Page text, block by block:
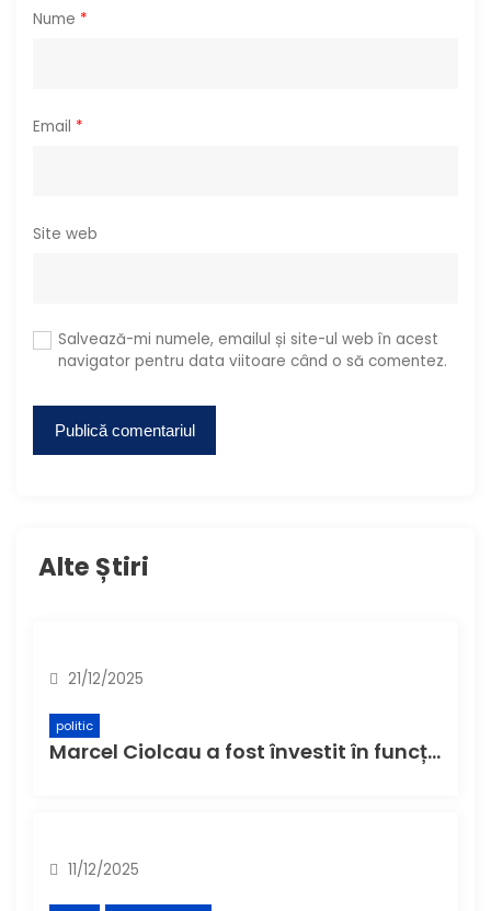
Nume *
Email *
Site web
Salvează-mi numele, emailul și site-ul web în acest
navigator pentru data viitoare când o să comentez.
Alte Știri
21/12/2025
politic
Marcel Ciolcau a fost învestit în funcția de președinte al Consiliului Județean Buzău
11/12/2025